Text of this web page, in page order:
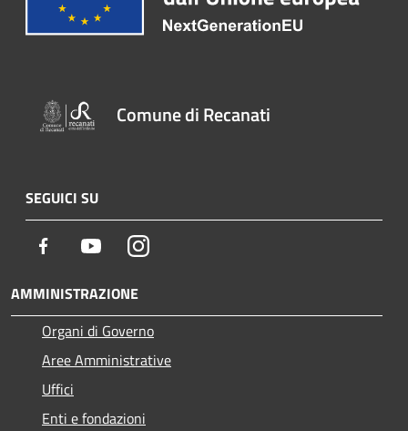
Comune di Recanati
SEGUICI SU
Facebook YoutubeInstagram
AMMINISTRAZIONE
Organi di Governo
Aree Amministrative
Uffici
Enti e fondazioni